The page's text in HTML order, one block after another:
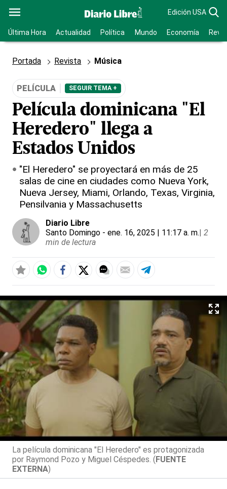
Edición USA
Última Hora Actualidad Política Mundo Economía
Portada Revista Música
PELÍCULA SEGUIR TEMA +
Película dominicana "El
Heredero" llega a
Estados Unidos
"El Heredero" se proyectará en más de 25
salas de cine en ciudades como Nueva York,
Nueva Jersey, Miami, Orlando, Texas, Virginia,
Pensilvania y Massachusetts
Diario Libre
Santo Domingo - ene. 16, 2025 | 11:17 a. m.| 2
min de lectura
La película dominicana "El Heredero" es protagonizada
por Raymond Pozo y Miguel Céspedes. (FUENTE
EXTERNA)